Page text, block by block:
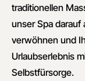
traditionellen
unser Spa darauf
verwöhnen und
Urlaubserlebnis
Selbstfürsorge.